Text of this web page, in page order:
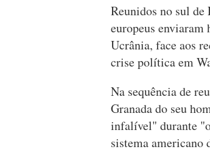
Reunidos no sul
europeus
Ucrânia, face aos
crise política em
Na sequência de
Granada do seu
infalível" durante
sistema americano